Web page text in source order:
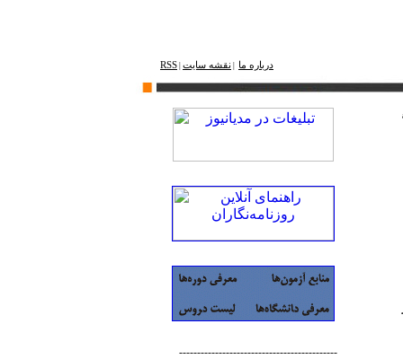
درباره ما نقشه ‌سایت RSS
--------------------------------------------